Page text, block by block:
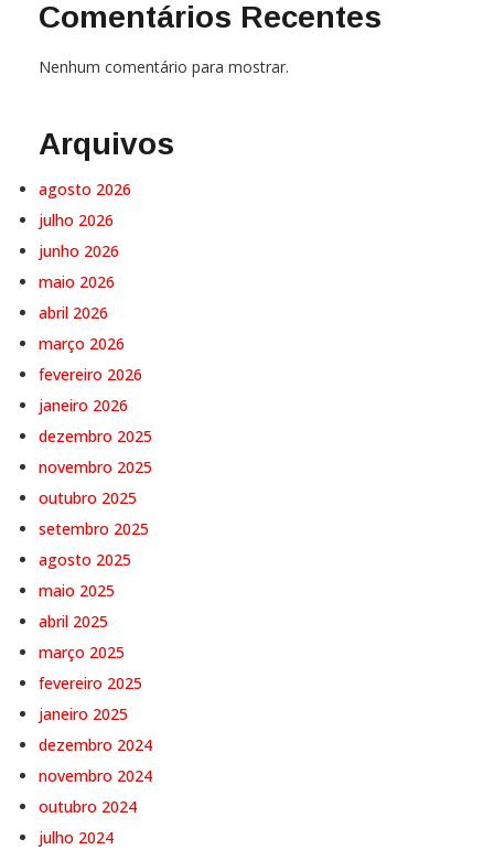
Comentários Recentes
Nenhum comentário para mostrar.
Arquivos
agosto 2026
julho 2026
junho 2026
maio 2026
abril 2026
março 2026
fevereiro 2026
janeiro 2026
dezembro 2025
novembro 2025
outubro 2025
setembro 2025
agosto 2025
maio 2025
abril 2025
março 2025
fevereiro 2025
janeiro 2025
dezembro 2024
novembro 2024
outubro 2024
julho 2024